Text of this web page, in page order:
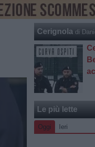
Cerignola di
Le più lette
Oggi Ieri